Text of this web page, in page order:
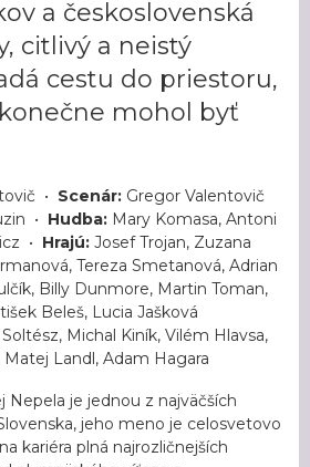
a československá
citlivý a neistý
cestu do priestoru,
mohol byť
• Scenár: Gregor Valentovič
• Hudba: Mary Komasa, Antoni
• Hrajú: Josef Trojan, Zuzana
Tereza Smetanová, Adrian
Billy Dunmore, Martin Toman,
Beleš, Lucia Jašková
Michal Kiník, Vilém Hlavsa,
Landl, Adam Hagara
Nepela je jednou z najväčších
jeho meno je celosvetovo
kariéra plná najrozličnejších